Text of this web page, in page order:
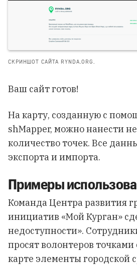
СКРИНШОТ САЙТА RYNDA.ORG.
Ваш сайт готов!
На карту, созданную с
shMapper, можно нанести
количество точек. Все
экспорта и импорта.
Примеры
Команда Центра развития
инициатив «Мой Курган»
недоступности».
просят волонтеров точками
карте элементы городской